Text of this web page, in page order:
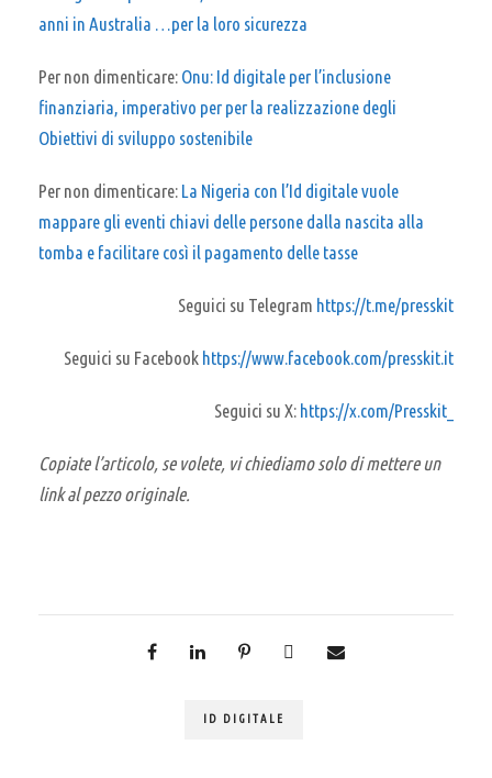
anni in Australia …per la loro sicurezza
Per non dimenticare: Onu: Id digitale per l’inclusione
finanziaria, imperativo per per la realizzazione degli
Obiettivi di sviluppo sostenibile
Per non dimenticare: La Nigeria con l’Id digitale vuole
mappare gli eventi chiavi delle persone dalla nascita alla
tomba e facilitare così il pagamento delle tasse
Seguici su Telegram https://t.me/presskit
Seguici su Facebook https://www.facebook.com/presskit.it
Seguici su X: https://x.com/Presskit_
Copiate l’articolo, se volete, vi chiediamo solo di mettere un
link al pezzo originale.
ID DIGITALE